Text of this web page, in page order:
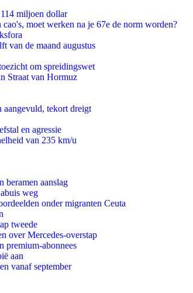
miljoen dollar
moet werken na je 67e de norm worden?
van de maand augustus
om spreidingswet
Straat van Hormuz
aangevuld, tekort dreigt
en agressie
van 235 km/u
beramen aanslag
weg
onder migranten Ceuta
tweede
over Mercedes-overstap
premium-abonnees
aan
vanaf september